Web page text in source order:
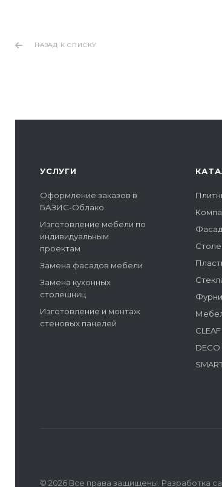
НАЗАД К СПИСКУ
УСЛУГИ
Оформление заказов в
БАЗИС-Облако
Изготовление мебели по
индивидуальным
проектам
Замена фасадов мебели
Замена кухонных
столешниц
Изготовление и монтаж
стеновых панелей
CLEAF
DECO
© 2026 Все права защищены. Разработка